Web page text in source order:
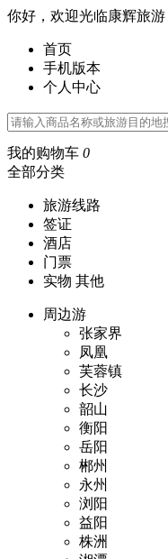
你好，欢迎光临康辉旅游
首页
手机版本
个人中心
我的购物车 0
全部分类
旅游线路
签证
酒店
门票
实物 其他
周边游
张家界
凤凰
芙蓉镇
长沙
韶山
衡阳
岳阳
郴州
永州
浏阳
益阳
株洲